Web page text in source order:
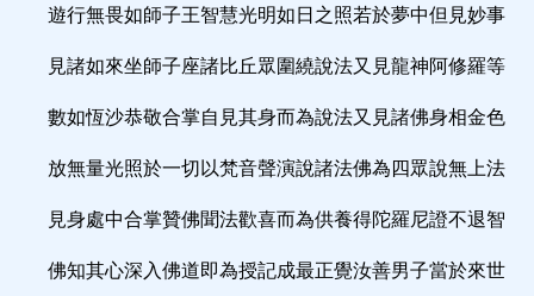
遊行無畏如師子王智慧光明如日之照若於夢中但見妙事
見諸如來坐師子座諸比丘眾圍繞說法又見龍神阿修羅等
數如恆沙恭敬合掌自見其身而為說法又見諸佛身相金色
放無量光照於一切以梵音聲演說諸法佛為四眾說無上法
見身處中合掌贊佛聞法歡喜而為供養得陀羅尼證不退智
佛知其心深入佛道即為授記成最正覺汝善男子當於來世